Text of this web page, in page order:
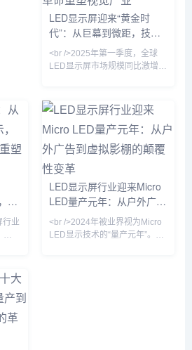
着，LED显示屏首次能在保持无
缝拼接优势的同时，实现堪比
OLED的对比度与色彩表现，且
指出，Micro LED的量
LED显示屏迎来“黄金时
代”：从巨幕到微距，技术
革命重塑视觉产业
<br />2025年第一季度，全球
LED显示屏市场规模同比激增
广告牌的全面升级与影视虚拟制
作棚的井喷式扩张。在纽约时代
广场，一块面积超过2000平方
米的裸眼3D LED屏刚刚刷新了
吉尼斯世界纪录；而在好莱坞，
超过60%的绿幕影棚已替换为
LED虚拟背景墙。业内分析师指
出，LED显示屏正从“显示工具”
进化为“空间交互媒介”，其单位
面积产值较五年
塑
行业
用
个
报》
降
LED显示屏行业迎来Micro
LED量产元年：从户外广告
到虚拟影棚的颠覆性变革
<br />2024年被业界视为Micro
LED显示技术的“量产元年”。最